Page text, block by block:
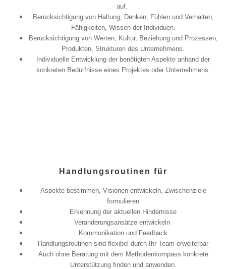
auf.
Berücksichtigung von Haltung, Denken, Fühlen und Verhalten,
Fähigkeiten, Wissen der Individuen.
Berücksichtigung von Werten, Kultur, Beziehung und Prozessen,
Produkten, Strukturen des Unternehmens.
Individuelle Entwicklung der benötigten Aspekte anhand der
konkreten Bedürfnisse eines Projektes oder Unternehmens.
Handlungsroutinen für
Aspekte bestimmen, Visionen entwickeln, Zwischenziele
formulieren
Erkennung der aktuellen Hindernisse
Veränderungsansätze entwickeln
Kommunikation und Feedback
Handlungsroutinen sind flexibel durch Ihr Team erweiterbar
Auch ohne Beratung mit dem Methodenkompass konkrete
Unterstützung finden und anwenden.